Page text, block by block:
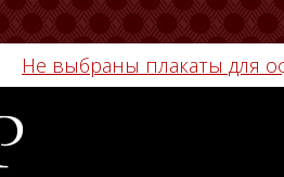
Не выбраны плакаты для